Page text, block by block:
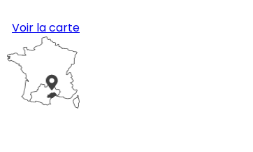
Voir la carte